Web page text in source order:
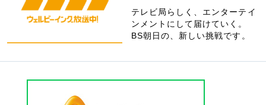
テレビ局らしく、エンターテイ
ンメントにして届けていく。
BS朝日の、新しい挑戦です。